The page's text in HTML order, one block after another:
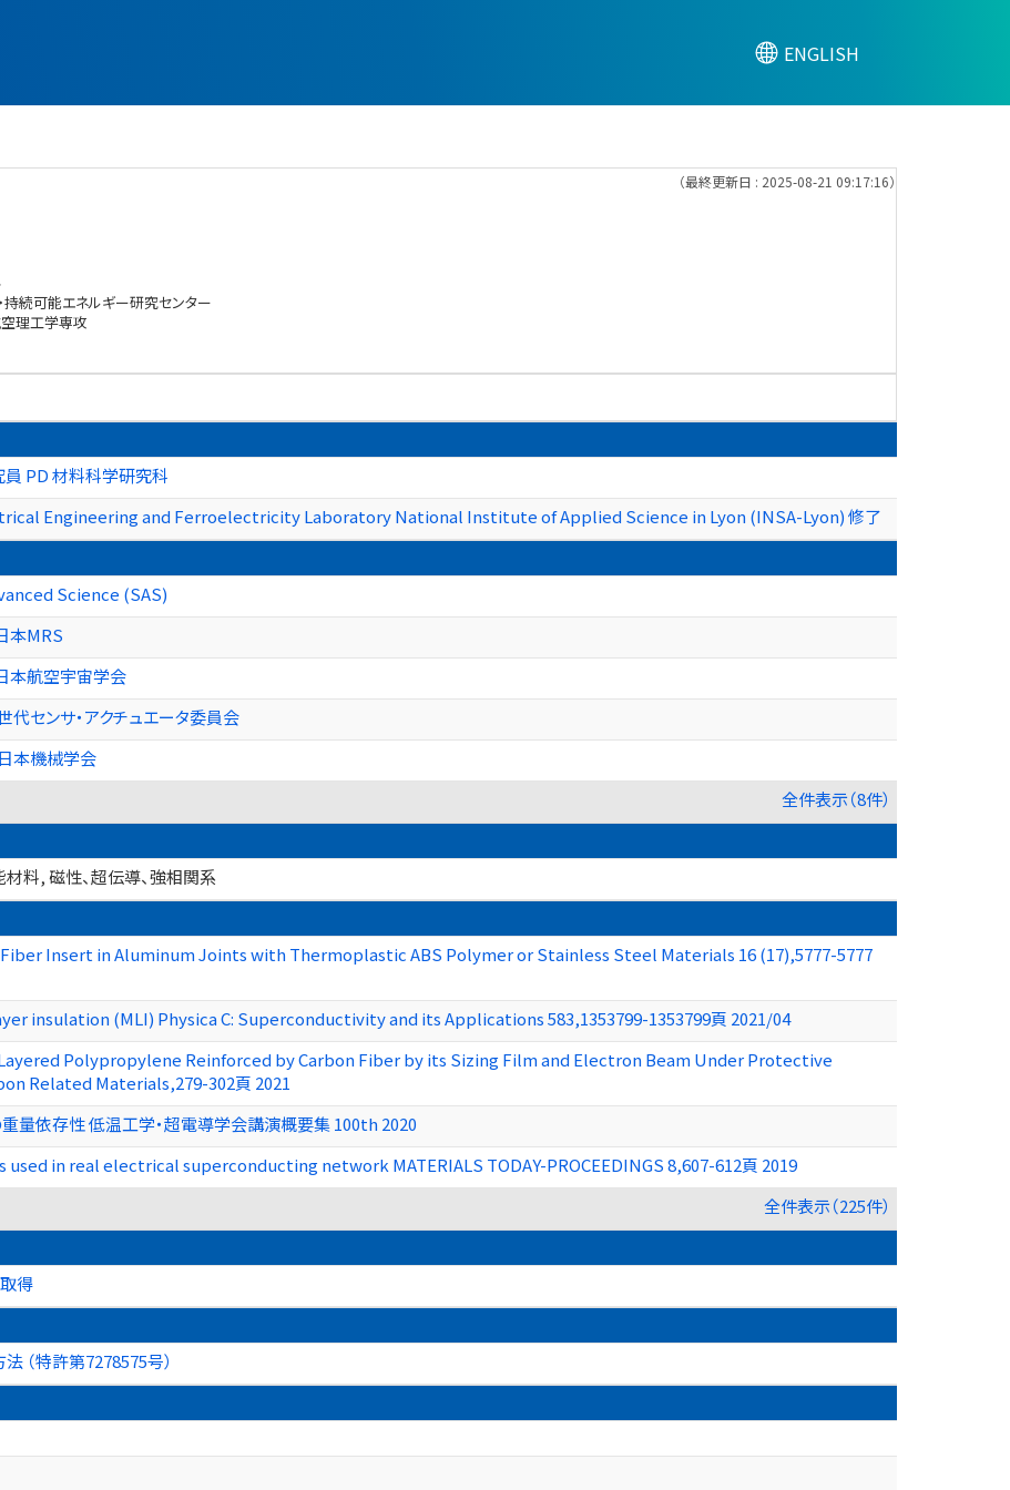
ENGLISH
（最終更新日 : 2025-08-21 09:17:16）
続可能エネルギー研究センター
理工学専攻
PD 材料科学研究科
Engineering and Ferroelectricity Laboratory National Institute of Applied Science in Lyon (INSA-Lyon) 修了
Science (SAS)
本MRS
本航空宇宙学会
代センサ・アクチュエータ委員会
本機械学会
全件表示（8件）
料, 磁性、超伝導、強相関系
Insert in Aluminum Joints with Thermoplastic ABS Polymer or Stainless Steel Materials 16 (17),5777-5777
insulation (MLI) Physica C: Superconductivity and its Applications 583,1353799-1353799頁 2021/04
Polypropylene Reinforced by Carbon Fiber by its Sizing Film and Electron Beam Under Protective
Related Materials,279-302頁 2021
量依存性 低温工学・超電導学会講演概要集 100th 2020
in real electrical superconducting network MATERIALS TODAY-PROCEEDINGS 8,607-612頁 2019
全件表示（225件）
得
（特許第7278575号）